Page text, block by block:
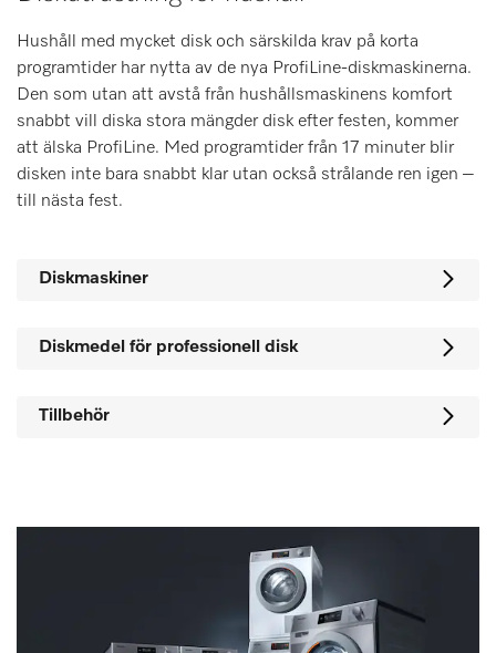
Hushåll med mycket disk och särskilda krav på korta
programtider har nytta av de nya ProfiLine-diskmaskinerna.
Den som utan att avstå från hushållsmaskinens komfort
snabbt vill diska stora mängder disk efter festen, kommer
att älska ProfiLine. Med programtider från 17 minuter blir
disken inte bara snabbt klar utan också strålande ren igen –
till nästa fest.
Diskmaskiner
Diskmedel för professionell disk
Tillbehör